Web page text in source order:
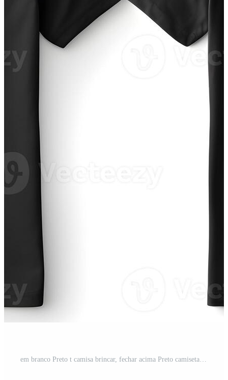
em branco Preto t camisa brincar, fechar acima Preto camiseta em branco fundo , generativo ai Foto Pro